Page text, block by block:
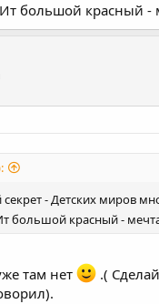
большой красный -
- Детских миров
большой красный -
там нет
.(